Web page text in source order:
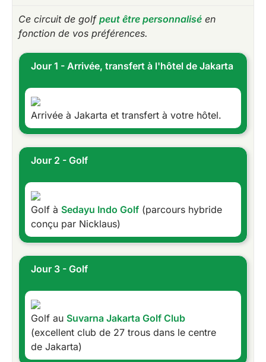
Ce circuit de golf peut être personnalisé en
fonction de vos préférences.
Jour 1 - Arrivée, transfert à l'hôtel de Jakarta
Arrivée à Jakarta et transfert à votre hôtel.
Jour 2 - Golf
Golf à Sedayu Indo Golf (parcours hybride
conçu par Nicklaus)
Jour 3 - Golf
Golf au Suvarna Jakarta Golf Club
(excellent club de 27 trous dans le centre
de Jakarta)